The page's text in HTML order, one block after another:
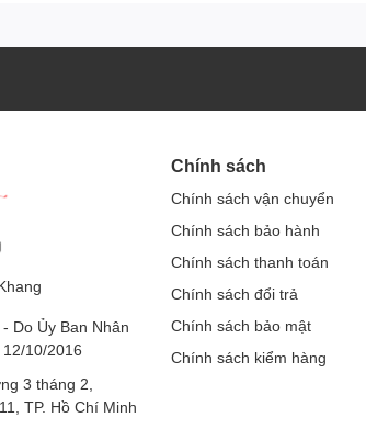
Do Ủy Ban Nhân
10/2016
3 tháng 2,
TP. Hồ Chí Minh
Chính sách
Chính sách vận chuyển
Chính sách bảo hành
Chính sách thanh toán
Chính sách đổi trả
Chính sách bảo mật
Chính sách kiểm hàng